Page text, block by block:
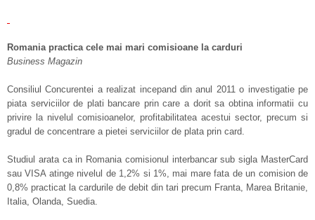
Romania practica cele mai mari comisioane la carduri
Business Magazin
Consiliul Concurentei a realizat incepand din anul 2011 o investigatie pe
piata serviciilor de plati bancare prin care a dorit sa obtina informatii cu
privire la nivelul comisioanelor, profitabilitatea acestui sector, precum si
gradul de concentrare a pietei serviciilor de plata prin card.
Studiul arata ca in Romania comisionul interbancar sub sigla MasterCard
sau VISA atinge nivelul de 1,2% si 1%, mai mare fata de un comision de
0,8% practicat la cardurile de debit din tari precum Franta, Marea Britanie,
Italia, Olanda, Suedia.